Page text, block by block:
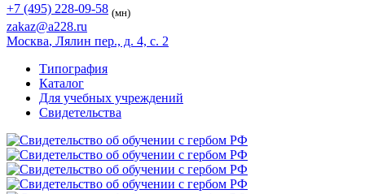
+7 (495) 228-09-58 (мн)
zakaz@a228.ru
Москва, Лялин пер., д. 4, с. 2
Типография
Каталог
Для учебных учреждений
Свидетельства